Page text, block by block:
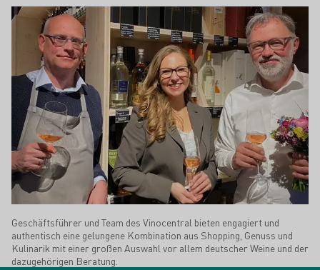
Geschäftsführer und Team des Vinocentral bieten engagiert und
authentisch eine gelungene Kombination aus Shopping, Genuss und
Kulinarik mit einer großen Auswahl vor allem deutscher Weine und der
dazugehörigen Beratung.